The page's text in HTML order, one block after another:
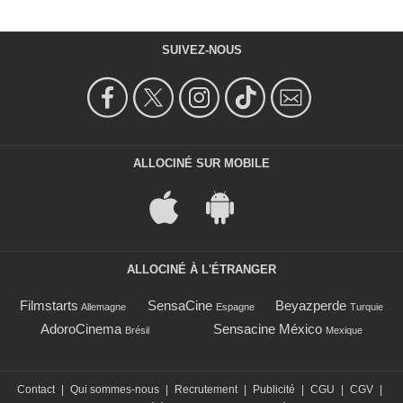
SUIVEZ-NOUS
ALLOCINÉ SUR MOBILE
ALLOCINÉ À L'ÉTRANGER
Filmstarts Allemagne SensaCine Espagne Beyazperde Turquie
AdoroCinema Brésil Sensacine México Mexique
Contact Qui sommes-nous Recrutement Publicité CGU CGV